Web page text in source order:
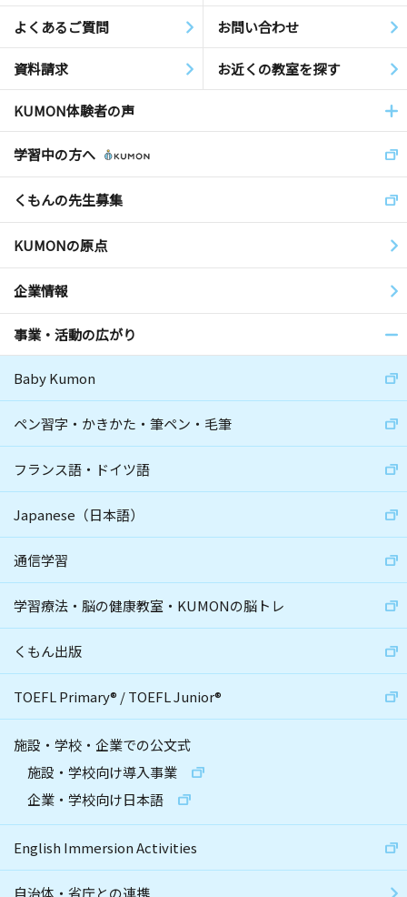
よくあるご質問 お問い合わせ
資料請求 お近くの教室を探す
KUMON体験者の声
学習中の方へ
くもんの先生募集
KUMONの原点
企業情報
事業・活動の広がり
Baby Kumon
ペン習字・かきかた・筆ペン・毛筆
フランス語・ドイツ語
Japanese（日本語）
通信学習
学習療法・脳の健康教室・KUMONの脳トレ
くもん出版
TOEFL Primary® /TOEFL Junior®
施設・学校・企業での公文式
施設・学校向け導入事業
企業・学校向け日本語
English Immersion Activities
自治体・省庁との連携